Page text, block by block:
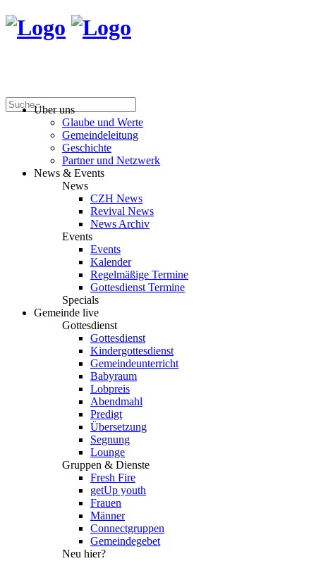
Über uns
Glaube und Werte
Gemeindeleitung
Geschichte
Partner und Netzwerk
News & Events
News
CZH News
Revival News
News Archiv
Events
Events
Kalender
Regelmäßige Termine
Gottesdienst Termine
Specials
Gemeinde live
Gottesdienst
Gottesdienst
Kindergottesdienst
Gemeindeunterricht
Babyraum
Lobpreis
Abendmahl
Predigt
Übersetzung
Segnung
Lounge
Gruppen & Dienste
Fresh Fire
getUp youth
Frauen
Männer
Connectgruppen
Gemeindegebet
Neu hier?